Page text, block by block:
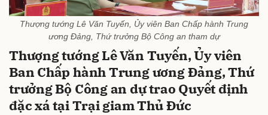
Thượng tướng Lê Văn Tuyến, Ủy viên Ban Chấp hành Trung
ương Đảng, Thứ trưởng Bộ Công an tham dự
Thượng tướng Lê Văn Tuyến, Ủy viên
Ban Chấp hành Trung ương Đảng, Thứ
trưởng Bộ Công an dự trao Quyết định
đặc xá tại Trại giam Thủ Đức